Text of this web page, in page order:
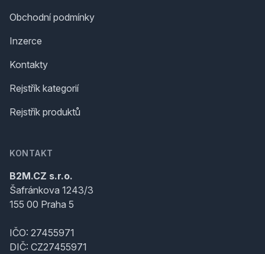
Obchodní podmínky
Inzerce
Kontakty
Rejstřík kategorií
Rejstřík produktů
KONTAKT
B2M.CZ s.r.o.
Šafránkova 1243/3
155 00 Praha 5
IČO: 27455971
DIČ: CZ27455971